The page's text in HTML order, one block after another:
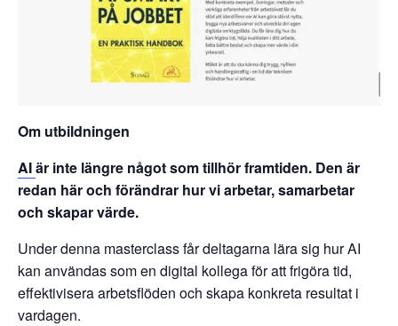
Om utbildningen
AIär inte längre något som tillhör framtiden. Den är
redan här och förändrar hur vi arbetar, samarbetar
och skapar värde.
Under denna masterclass får deltagarna lära sig hur AI
kan användas som en digital kollega för att frigöra tid,
effektivisera arbetsflöden och skapa konkreta resultat i
vardagen.